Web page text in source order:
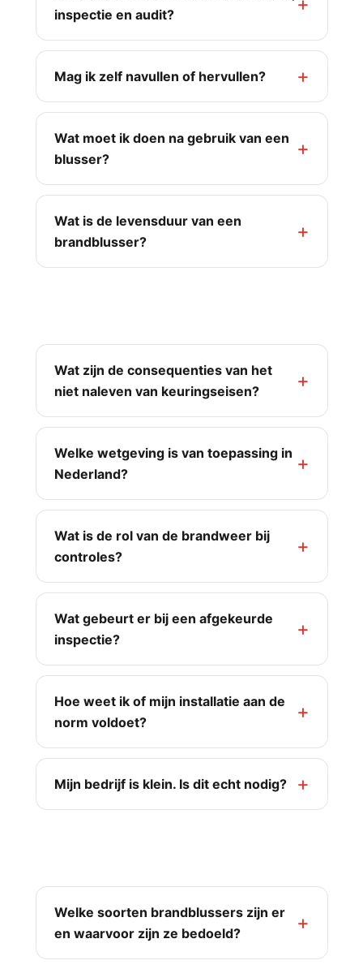
inspectie en audit?
Mag ik zelf navullen of hervullen?
Wat moet ik doen na gebruik van een
blusser?
Wat is de levensduur van een
brandblusser?
Wat zijn de consequenties van het
niet naleven van keuringseisen?
Welke wetgeving is van toepassing in
Nederland?
Wat is de rol van de brandweer bij
controles?
Wat gebeurt er bij een afgekeurde
inspectie?
Hoe weet ik of mijn installatie aan de
norm voldoet?
Mijn bedrijf is klein. Is dit echt nodig?
Welke soorten brandblussers zijn er
en waarvoor zijn ze bedoeld?